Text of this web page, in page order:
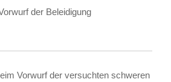
der Beleidigung
Vorwurf der versuchten schweren